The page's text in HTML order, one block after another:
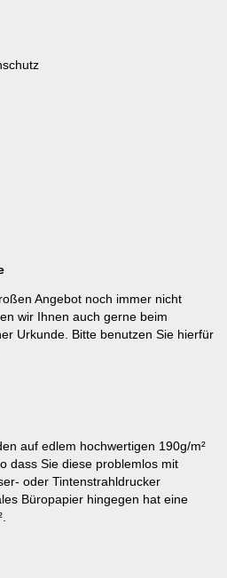
Angebot noch immer nicht
wir Ihnen auch gerne beim
Urkunde. Bitte benutzen Sie hierfür
auf edlem hochwertigen 190g/m²
dass Sie diese problemlos mit
oder Tintenstrahldrucker
Büropapier hingegen hat eine